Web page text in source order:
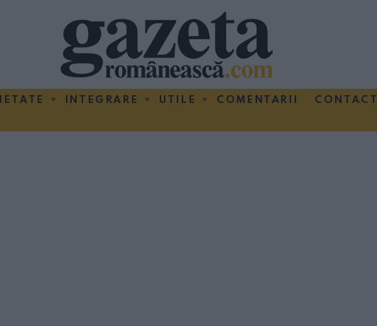
INTEGRARE UTILE COMENTARII CONTACT